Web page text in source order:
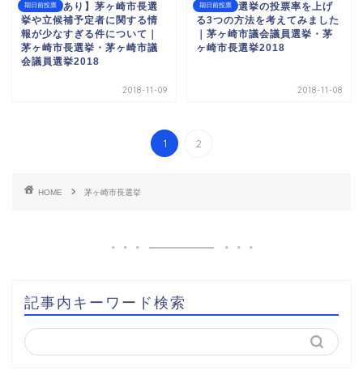
期日前投票
【顔写真あり】茅ヶ崎市長選
挙や立候補予定者に関する情
報が少なすぎる件について｜
茅ヶ崎市長選挙・茅ヶ崎市議
会議員選挙2018
2018-11-09
期日前投票
茅ヶ崎市選挙の投票率を上げ
る3つの方法を考えてみました
｜茅ヶ崎市議会議員選挙・茅
ヶ崎市長選挙2018
2018-11-08
1 2
HOME 茅ヶ崎市長選挙
記事内キーワード検索